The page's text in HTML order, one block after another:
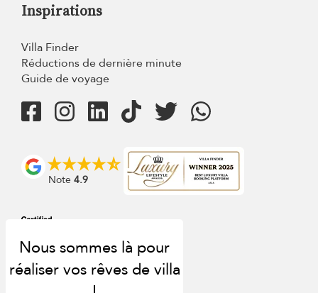
Inspirations
Villa Finder
Réductions de dernière minute
Guide de voyage
Note 4.9